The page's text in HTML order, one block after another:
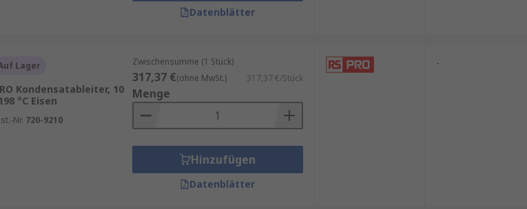
Datenblätter
Lager
Kondensatableiter, 10
°C Eisen
Nr. 720-9210
Zwischensumme (1 Stück)
317,37 €(ohne MwSt.) 317,37 €/Stück
Menge
Hinzufügen
Datenblätter
-